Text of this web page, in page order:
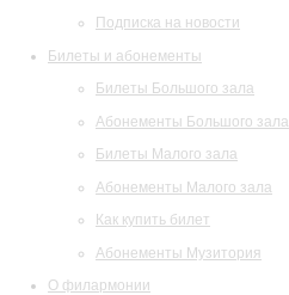
Подписка на новости
Билеты и абонементы
Билеты Большого зала
Абонементы Большого зала
Билеты Малого зала
Абонементы Малого зала
Как купить билет
Абонементы Музитория
О филармонии